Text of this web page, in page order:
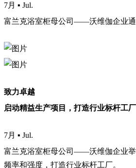
7月 ▪ Jul.
富兰克浴室柜母公司——沃维伽企业通
致力卓越
启动精益生产项目，打造行业标杆工厂
7月 ▪ Jul.
富兰克浴室柜母公司——沃维伽企业举
频率和强度，打造行业标杆工厂。